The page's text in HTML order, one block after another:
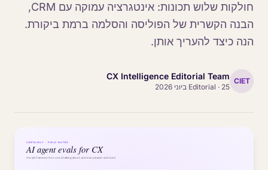
חולקות שלוש תכונות: אינטגרציה עמוקה עם CRM,
הבנה הקשרית של הפוליסה והסלמה ברמת ביקורת.
הנה כיצד להעריך אותן.
CIET
CX Intelligence Editorial Team
Editorial · 25 ביוני 2026